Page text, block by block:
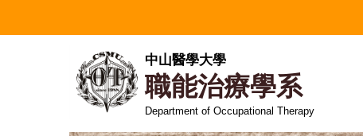
中山醫學大學
職能治療學系
Department of Occupational Therapy